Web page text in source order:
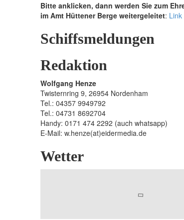
Bitte anklicken, dann werden Sie zum
im Amt Hüttener Berge weitergeleitet: Link
Schiffsmeldungen
Redaktion
Wolfgang Henze
Twisternring 9, 26954 Nordenham
Tel.: 04357 9949792
Tel.: 04731 8692704
Handy: 0171 474 2292 (auch whatsapp)
E-Mail: w.henze(at)eidermedia.de
Wetter